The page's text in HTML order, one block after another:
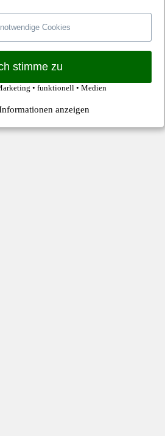
Cookies
stimme zu
• funktionell • Medien
anzeigen